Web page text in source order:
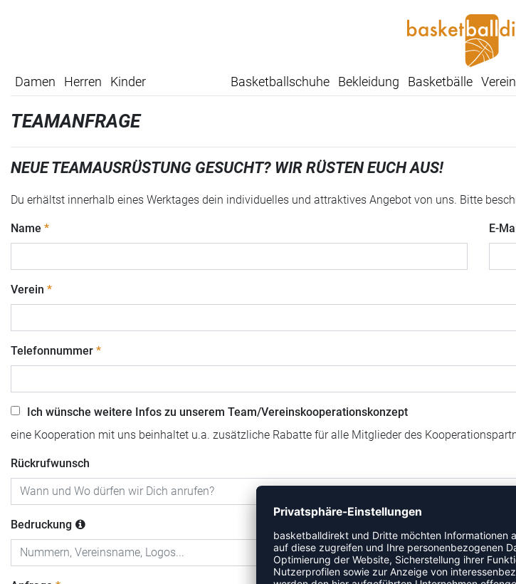
Damen Herren Kinder Basketballschuhe Bekleidung Basketbälle Verein
TEAMANFRAGE
NEUE TEAMAUSRÜSTUNG GESUCHT? WIR RÜSTEN EUCH AUS!
Du erhältst innerhalb eines Werktages dein individuelles und attraktives Angebot von uns. Bitte
Name E-
Verein
Telefonnummer
Ich wünsche weitere Infos zu unserem Team/Vereinskooperationskonzept
eine Kooperation mit uns beinhaltet u.a. zusätzliche Rabatte für alle Mitglieder des
Rückrufwunsch
Bedruckung